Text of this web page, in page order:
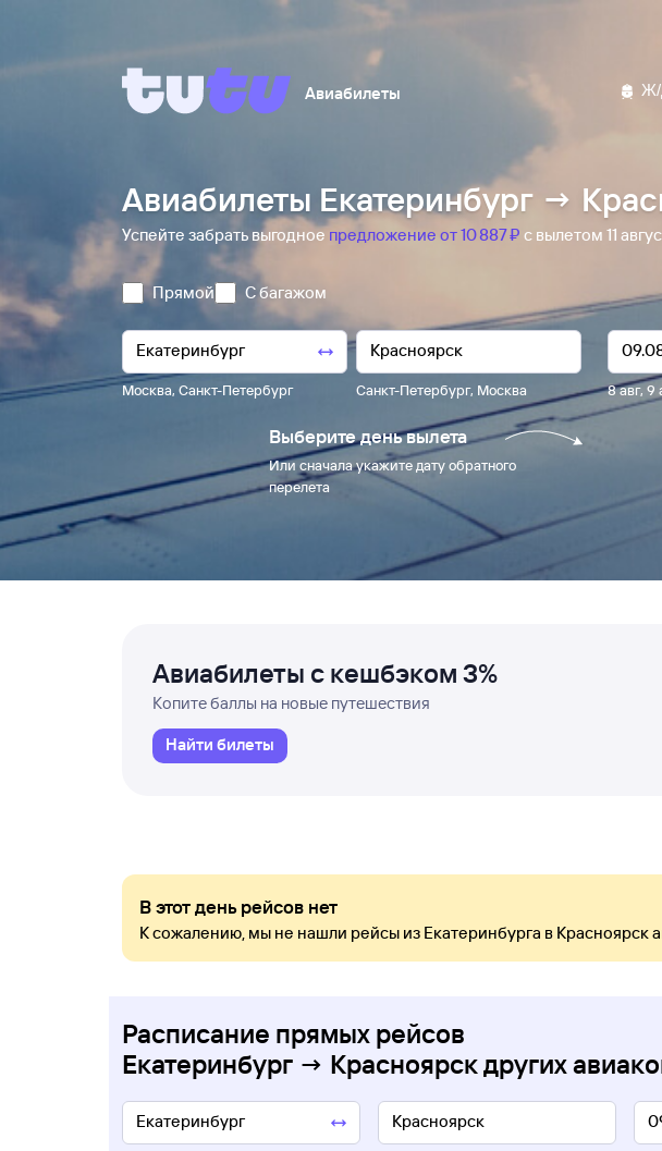
Авиабилеты Ж/
Авиабилеты Екатеринбург →
Успейте забрать выгодное предложение от 10 ⁠887 ⁠₽ с вылетом 11
Прямой С багажом
Москва, Санкт-Петербург Санкт-Петербург, Москва 8 авг, 9
Выберите день вылета
Или сначала укажите дату обратного
перелета
Авиабилеты с кешбэком 3%
Копите баллы на новые путешествия
Найти билеты
В этот день рейсов нет
К сожалению, мы не нашли рейсы из Екатеринбурга в Красноярск
Расписание прямых рейсов
Екатеринбург → Красноярск других